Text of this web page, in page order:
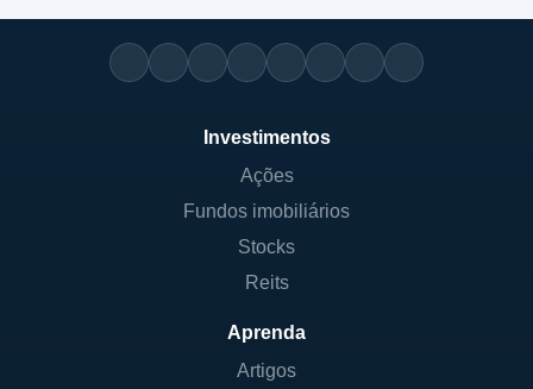
Investimentos
Ações
Fundos imobiliários
Stocks
Reits
Aprenda
Artigos